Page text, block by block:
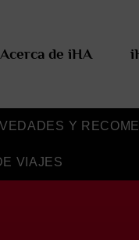
Acerca de iHA
Y
VIAJES